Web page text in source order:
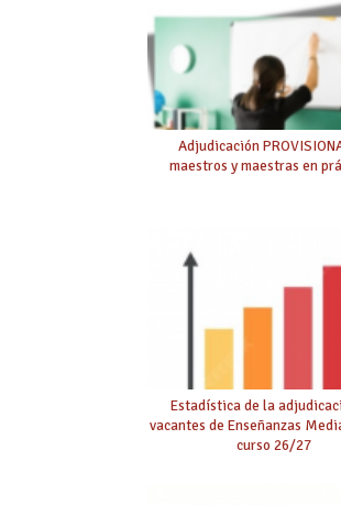
Adjudicación
maestros y maestras en
Estadística de la
vacantes de Enseñanzas
curso 26/27